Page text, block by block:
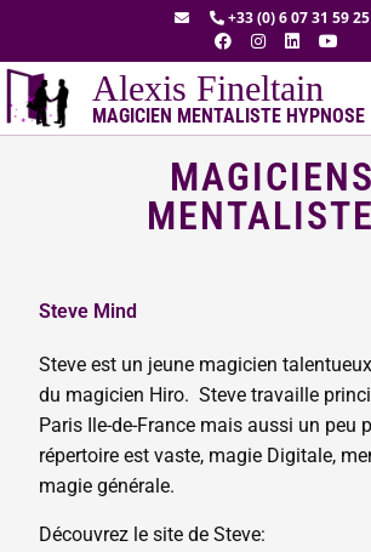
+33 (0) 6 07 31 59 25
Alexis Fineltain
MAGICIEN MENTALISTE HYPNOSE
MAGICIENS
Steve Mind
Steve est un jeune magicien
du magicien Hiro. Steve travaille
Paris Ile-de-France mais aussi un peu
répertoire est vaste, magie Digitale,
magie générale.
Découvrez le site de Steve: